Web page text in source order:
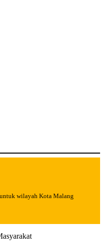
wilayah Kota Malang